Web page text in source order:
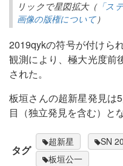
リックで星図拡大（「ス
画像の版権について ）
2019qykの符号が付けら
観測により、極大光度前
された。
板垣さんの超新星発見は
目（独立発見を含む）とな
タグ
超新星 SN
板垣公一